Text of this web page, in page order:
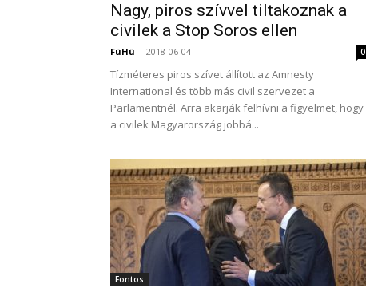
Nagy, piros szívvel tiltakoznak a
civilek a Stop Soros ellen
FüHü - 2018-06-04 0
Tízméteres piros szívet állított az Amnesty
International és több más civil szervezet a
Parlamentnél. Arra akarják felhívni a figyelmet, hogy
a civilek Magyarország jobbá...
Fontos